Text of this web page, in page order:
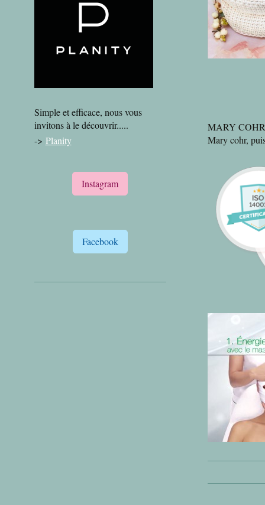
MARY COHR
Mary cohr,
Simple et efficace, nous vous
invitons à le découvrir.....
-> Planity
Instagram
Facebook